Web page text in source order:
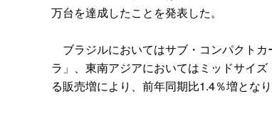
万台を達成したことを発表した。
ブラジルにおいてはサブ・コンパクト
ラ」、東南アジアにおいてはミッドサイ
る販売増により、前年同期比1.4％増とな